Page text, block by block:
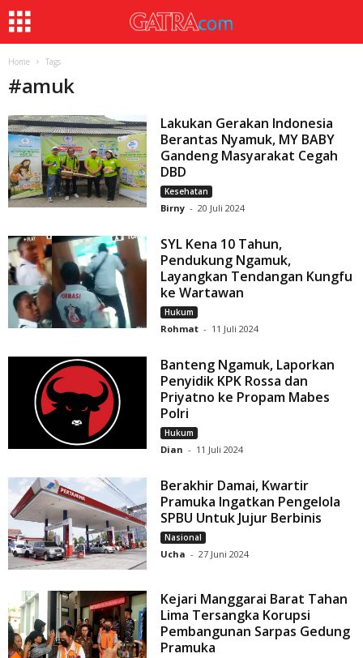
Home Tags
#amuk
Lakukan Gerakan Indonesia
Berantas Nyamuk, MY BABY
Gandeng Masyarakat Cegah
DBD
Kesehatan
Birny - 20 Juli 2024
SYL Kena 10 Tahun,
Pendukung Ngamuk,
Layangkan Tendangan Kungfu
ke Wartawan
Hukum
Rohmat - 11 Juli 2024
Banteng Ngamuk, Laporkan
Penyidik KPK Rossa dan
Priyatno ke Propam Mabes
Polri
Hukum
Dian - 11 Juli 2024
Berakhir Damai, Kwartir
Pramuka Ingatkan Pengelola
SPBU Untuk Jujur Berbinis
Nasional
Ucha - 27 Juni 2024
Kejari Manggarai Barat Tahan
Lima Tersangka Korupsi
Pembangunan Sarpas Gedung
Pramuka